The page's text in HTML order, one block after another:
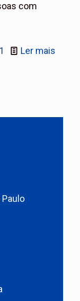
com
1 Ler mais